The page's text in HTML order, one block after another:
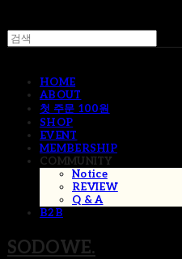
HOME
ABOUT
첫 주문 100원
SHOP
EVENT
MEMBERSHIP
COMMUNITY
Notice
REVIEW
Q & A
B2B
SODOWE.